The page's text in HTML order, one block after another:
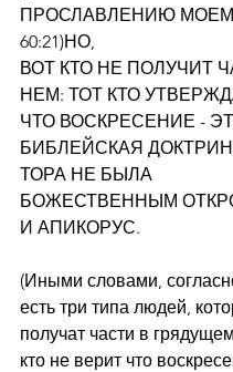
ПРОСЛАВЛЕНИЮ
60:21)НО,
ВОТ КТО НЕ ПОЛУЧИТ
НЕМ: ТОТ КТО
ЧТО ВОСКРЕСЕНИЕ -
БИБЛЕЙСКАЯ
ТОРА НЕ БЫЛА
БОЖЕСТВЕННЫМ
И АПИКОРУС.
(Иными словами,
есть три типа людей,
получат части в
кто не верит что